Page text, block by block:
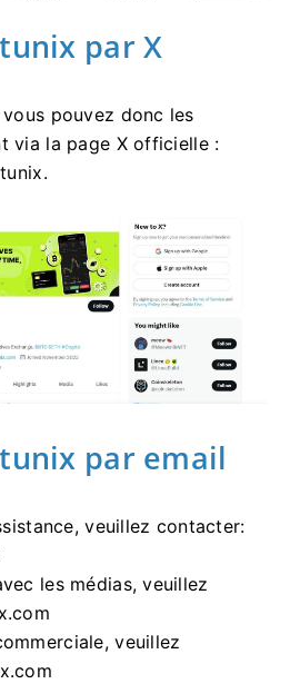
par X
pouvez donc les
via la page X officielle :
par email
veuillez contacter:
les médias, veuillez
veuillez